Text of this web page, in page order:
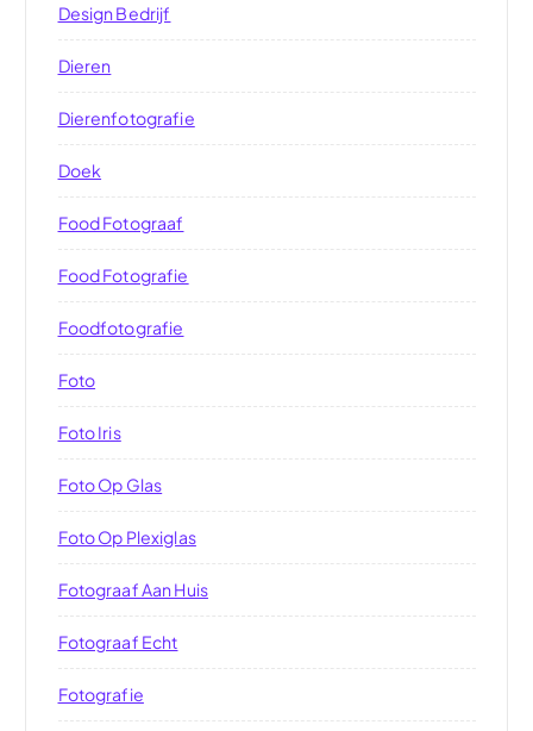
Design Bedrijf
Dieren
Dierenfotografie
Doek
Food Fotograaf
Food Fotografie
Foodfotografie
Foto
Foto Iris
Foto Op Glas
Foto Op Plexiglas
Fotograaf Aan Huis
Fotograaf Echt
Fotografie